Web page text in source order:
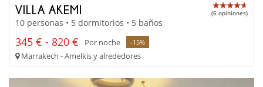
VILLA AKEMI (6 opiniones)
10 personas • 5 dormitorios • 5 baños
345 € - 820 € Por noche -15%
Marrakech - Amelkis y alrededores